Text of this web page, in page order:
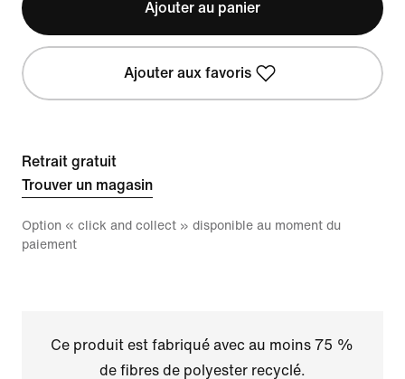
Ajouter au panier
Ajouter aux favoris
Retrait gratuit
Trouver un magasin
Option « click and collect » disponible au moment du
paiement
Ce produit est fabriqué avec au moins 75 %
de fibres de polyester recyclé.